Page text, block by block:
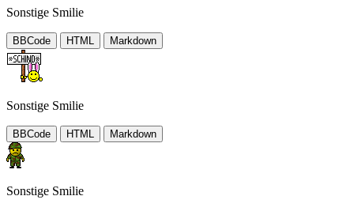
Sonstige Smilie
BBCode HTML Markdown
Sonstige Smilie
BBCode HTML Markdown
Sonstige Smilie